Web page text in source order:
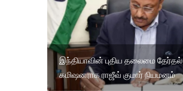
இந்தியாவின் புதிய தலைமை தேர்தல்
கமிஷனராக ராஜீவ் குமார் நியமனம்